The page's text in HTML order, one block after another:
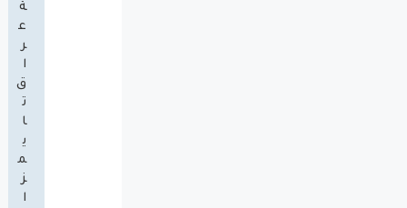
ة
ع
ر
ا
ق
ت
ا
ي
م
ز
ا